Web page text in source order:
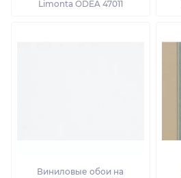
Limonta ODEA 47011
Виниловые обои на